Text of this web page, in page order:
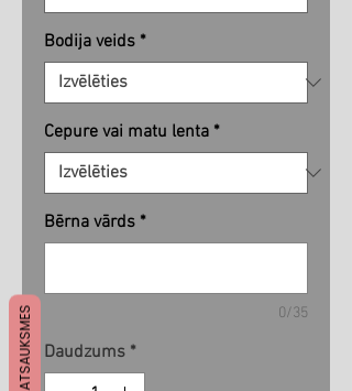
Bodija veids *
Cepure vai matu lenta *
Bērna vārds *
0/35
Daudzums *
ATSAUKSMES